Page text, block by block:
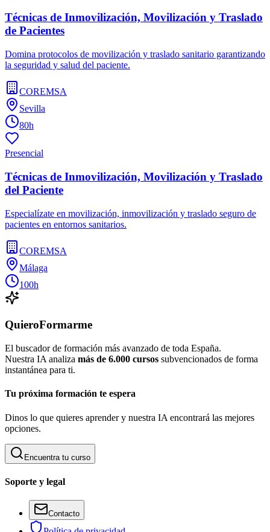
Técnicas de Inmovilización, Movilización y Traslado
de Pacientes
Domina protocolos de movilización y traslado sanitario garantizando
la seguridad y salud del paciente.
COREMSA
Sevilla
80h
Presencial
Técnicas de Inmovilización, Movilización y Traslado
del Paciente
Especialízate en movilización, inmovilización y traslado seguro de
pacientes en entornos sanitarios.
COREMSA
Málaga
100h
QuieroFormarme
El buscador de formación más avanzado de toda España.
Nuestra IA analiza más de 6.000 cursos subvencionados de forma
instantánea para ti.
Tu próxima formación te espera
Dinos lo que quieres aprender y nuestra IA encontrará las mejores
opciones.
Encuentra tu curso
Soporte y legal
Contacto